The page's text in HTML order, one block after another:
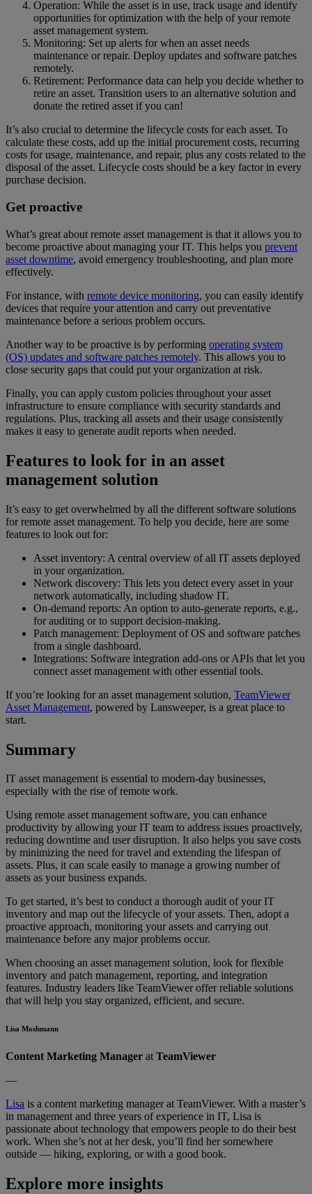
Operation: While the asset is in use, track usage and identify
opportunities for optimization with the help of your remote
asset management system.
Monitoring: Set up alerts for when an asset needs
maintenance or repair. Deploy updates and software patches
remotely.
Retirement: Performance data can help you decide whether to
retire an asset. Transition users to an alternative solution and
donate the retired asset if you can!
It’s also crucial to determine the lifecycle costs for each asset. To
calculate these costs, add up the initial procurement costs, recurring
costs for usage, maintenance, and repair, plus any costs related to the
disposal of the asset. Lifecycle costs should be a key factor in every
purchase decision.
Get proactive
What’s great about remote asset management is that it allows you to
become proactive about managing your IT. This helps you prevent
asset downtime, avoid emergency troubleshooting, and plan more
effectively.
For instance, with remote device monitoring, you can easily identify
devices that require your attention and carry out preventative
maintenance before a serious problem occurs.
Another way to be proactive is by performing operating system
(OS) updates and software patches remotely. This allows you to
close security gaps that could put your organization at risk.
Finally, you can apply custom policies throughout your asset
infrastructure to ensure compliance with security standards and
regulations. Plus, tracking all assets and their usage consistently
makes it easy to generate audit reports when needed.
Features to look for in an asset
management solution
It’s easy to get overwhelmed by all the different software solutions
for remote asset management. To help you decide, here are some
features to look out for:
Asset inventory: A central overview of all IT assets deployed
in your organization.
Network discovery: This lets you detect every asset in your
network automatically, including shadow IT.
On-demand reports: An option to auto-generate reports, e.g.,
for auditing or to support decision-making.
Patch management: Deployment of OS and software patches
from a single dashboard.
Integrations: Software integration add-ons or APIs that let you
connect asset management with other essential tools.
If you’re looking for an asset management solution, TeamViewer
Asset Management, powered by Lansweeper, is a great place to
start.
Summary
IT asset management is essential to modern-day businesses,
especially with the rise of remote work.
Using remote asset management software, you can enhance
productivity by allowing your IT team to address issues proactively,
reducing downtime and user disruption. It also helps you save costs
by minimizing the need for travel and extending the lifespan of
assets. Plus, it can scale easily to manage a growing number of
assets as your business expands.
To get started, it’s best to conduct a thorough audit of your IT
inventory and map out the lifecycle of your assets. Then, adopt a
proactive approach, monitoring your assets and carrying out
maintenance before any major problems occur.
When choosing an asset management solution, look for flexible
inventory and patch management, reporting, and integration
features. Industry leaders like TeamViewer offer reliable solutions
that will help you stay organized, efficient, and secure.
Lisa Moshmann
Content Marketing Manager atTeamViewer
—
Lisa is a content marketing manager at TeamViewer. With a master’s
in management and three years of experience in IT, Lisa is
passionate about technology that empowers people to do their best
work. When she’s not at her desk, you’ll find her somewhere
outside — hiking, exploring, or with a good book.
Explore more insights